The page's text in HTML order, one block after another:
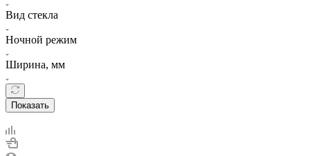
Вид стекла
Ночной режим
Ширина, мм
Показать